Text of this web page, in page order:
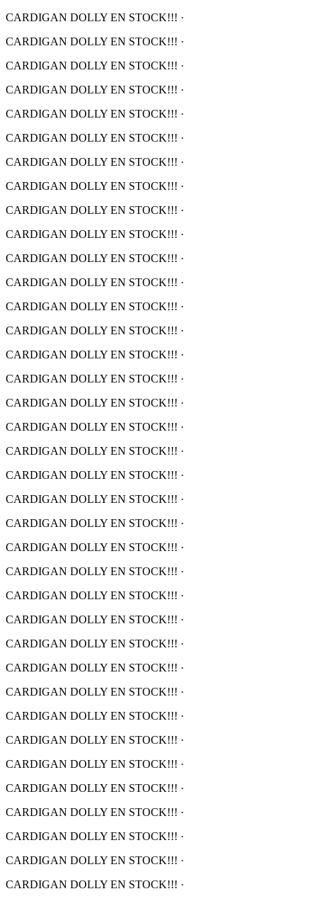
CARDIGAN DOLLY EN STOCK!!! ·
CARDIGAN DOLLY EN STOCK!!! ·
CARDIGAN DOLLY EN STOCK!!! ·
CARDIGAN DOLLY EN STOCK!!! ·
CARDIGAN DOLLY EN STOCK!!! ·
CARDIGAN DOLLY EN STOCK!!! ·
CARDIGAN DOLLY EN STOCK!!! ·
CARDIGAN DOLLY EN STOCK!!! ·
CARDIGAN DOLLY EN STOCK!!! ·
CARDIGAN DOLLY EN STOCK!!! ·
CARDIGAN DOLLY EN STOCK!!! ·
CARDIGAN DOLLY EN STOCK!!! ·
CARDIGAN DOLLY EN STOCK!!! ·
CARDIGAN DOLLY EN STOCK!!! ·
CARDIGAN DOLLY EN STOCK!!! ·
CARDIGAN DOLLY EN STOCK!!! ·
CARDIGAN DOLLY EN STOCK!!! ·
CARDIGAN DOLLY EN STOCK!!! ·
CARDIGAN DOLLY EN STOCK!!! ·
CARDIGAN DOLLY EN STOCK!!! ·
CARDIGAN DOLLY EN STOCK!!! ·
CARDIGAN DOLLY EN STOCK!!! ·
CARDIGAN DOLLY EN STOCK!!! ·
CARDIGAN DOLLY EN STOCK!!! ·
CARDIGAN DOLLY EN STOCK!!! ·
CARDIGAN DOLLY EN STOCK!!! ·
CARDIGAN DOLLY EN STOCK!!! ·
CARDIGAN DOLLY EN STOCK!!! ·
CARDIGAN DOLLY EN STOCK!!! ·
CARDIGAN DOLLY EN STOCK!!! ·
CARDIGAN DOLLY EN STOCK!!! ·
CARDIGAN DOLLY EN STOCK!!! ·
CARDIGAN DOLLY EN STOCK!!! ·
CARDIGAN DOLLY EN STOCK!!! ·
CARDIGAN DOLLY EN STOCK!!! ·
CARDIGAN DOLLY EN STOCK!!! ·
CARDIGAN DOLLY EN STOCK!!! ·